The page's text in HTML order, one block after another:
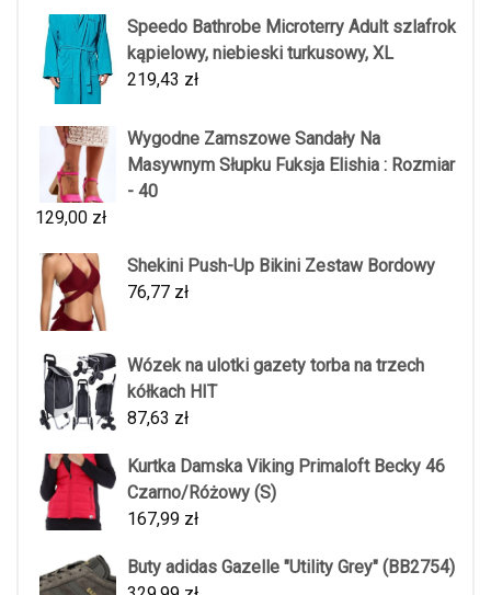
Speedo Bathrobe Microterry Adult szlafrok
kąpielowy, niebieski turkusowy, XL
219,43 zł
Wygodne Zamszowe Sandały Na
Masywnym Słupku Fuksja Elishia : Rozmiar
- 40
129,00 zł
Shekini Push-Up Bikini Zestaw Bordowy
76,77 zł
Wózek na ulotki gazety torba na trzech
kółkach HIT
87,63 zł
Kurtka Damska Viking Primaloft Becky 46
Czarno/Różowy (S)
167,99 zł
Buty adidas Gazelle "Utility Grey" (BB2754)